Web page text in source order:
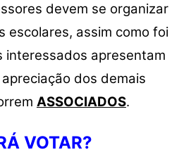
devem se organizar
escolares, assim como foi
interessados apresentam
dos demais
ASSOCIADOS.
VOTAR?